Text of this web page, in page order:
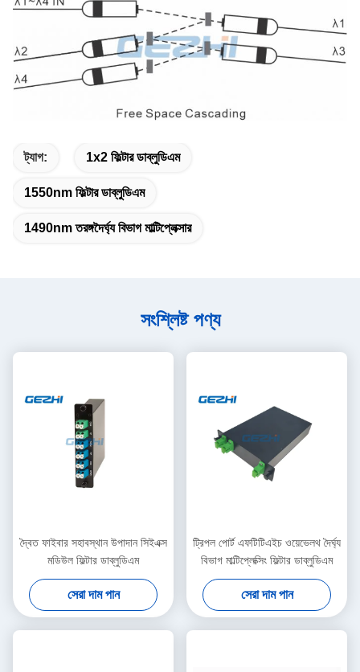
ট্যাগ: 1x2 ফিল্টার ডাব্লুডিএম
1550nm ফিল্টার ডাব্লুডিএম
1490nm তরঙ্গদৈর্ঘ্য বিভাগ মাল্টিপ্লেক্সার
সংশ্লিষ্ট পণ্য
দ্বৈত ফাইবার সহাবস্থান উপাদান সিইএক্স
মডিউল ফিল্টার ডাব্লুডিএম
সেরা দাম পান
ট্রিপল পোর্ট এফটিটিএইচ ওয়েভেলথ দৈর্ঘ্য
বিভাগ মাল্টিপ্লেক্সিং ফিল্টার ডাব্লুডিএম
সেরা দাম পান